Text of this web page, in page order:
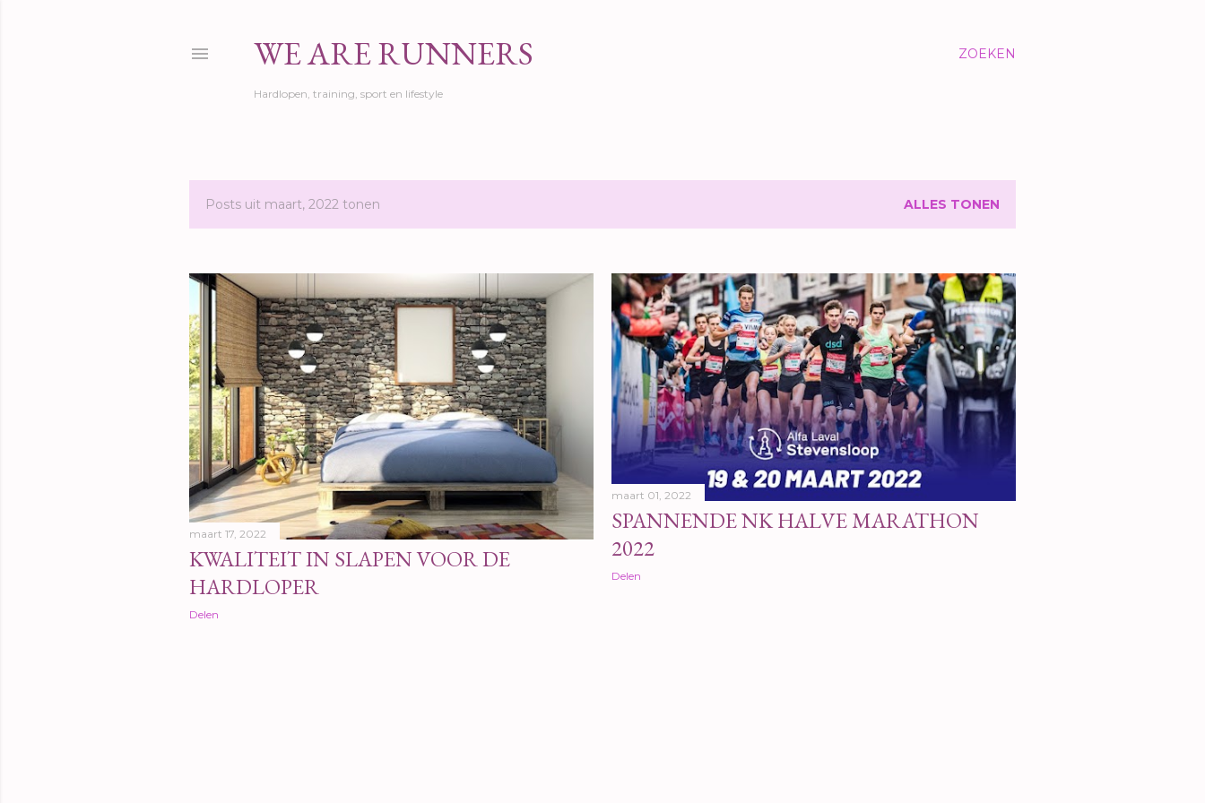
ZOEKEN
WE ARE RUNNERS
Hardlopen, training, sport en lifestyle
P
s
t
s
Posts uit maart, 2022 tonen ALLES TONEN
maart 17, 2022
KWALITEIT IN SLAPEN VOOR DE
HARDLOPER
Delen
maart 01, 2022
SPANNENDE NK HALVE MARATHON
2022
Delen